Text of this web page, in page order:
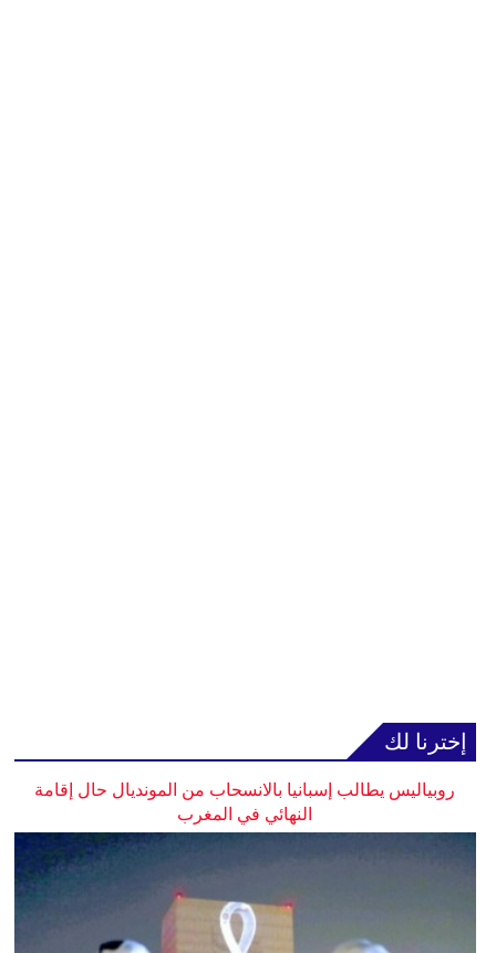
إخترنا لك
روبياليس يطالب إسبانيا بالانسحاب من المونديال حال إقامة
النهائي في المغرب